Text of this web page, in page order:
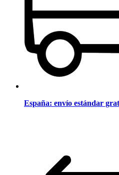
España: envío estándar